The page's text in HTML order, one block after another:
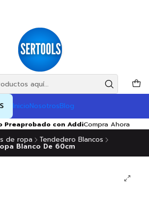
InicioNosotrosBlog
Preaprobado con AddiCompra Ahora
de ropa Tendedero Blancos
Blanco De 60cm